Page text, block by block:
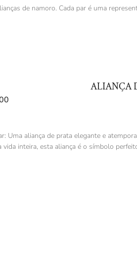
de namoro. Cada par é uma
ALIANÇA
Uma aliança de prata elegante e
vida inteira, esta aliança é o símbolo